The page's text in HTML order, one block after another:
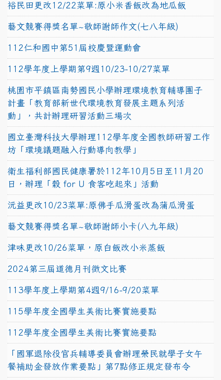
裕民田更改12/22菜單:原小米香飯改為地瓜飯
藝文競賽得獎名單~敬師謝師作文(七八年級)
112仁和國中第51屆校慶暨運動會
112學年度上學期第9週10/23-10/27菜單
桃園市平鎮區南勢國民小學辦理環境教育輔導團子
計畫「教育部新世代環境教育發展主題系列活
動」，共計辦理研習活動三場次
國立臺灣科技大學辦理112學年度全國教師研習工作
坊「環境議題融入行動導向教學」
衛生福利部國民健康署於112年10月5日至11月20
日，辦理「穀 for U 食客吃起來」活動
沅益更改10/23菜單:原佛手瓜滑蛋改為蒲瓜滑蛋
藝文競賽得獎名單~敬師謝師小卡(八九年級)
津味更改10/26菜單，原白飯改小米蒸飯
2024第三屆道德月刊徵文比賽
113學年度上學期第4週9/16-9/20菜單
115學年度全國學生美術比賽實施要點
112學年度全國學生美術比賽實施要點
「國軍退除役官兵輔導委員會辦理榮民就學子女午
餐補助金發放作業要點」第7點修正規定發布令